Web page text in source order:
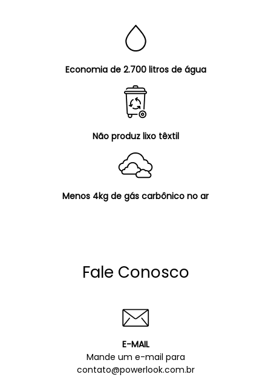
Economia de 2.700 litros de água
Não produz lixo têxtil
Menos 4kg de gás carbônico no ar
Fale Conosco
E-MAIL
Mande um e-mail para
contato@powerlook.com.br